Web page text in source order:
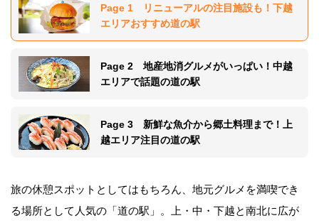
Page 1 リニューアルの注目施設も！下越
エリアおすすめ道の駅
Page 2 地産地消グルメがいっぱい！中越
エリアで話題の道の駅
Page 3 新鮮な魚介から郷土料理まで！上
越エリア注目の道の駅
旅の休憩スポットとしてはもちろん、地元グルメを満喫でき
る場所として人気の「道の駅」。上・中・下越と南北に広が